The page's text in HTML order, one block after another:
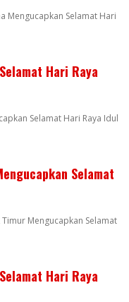
Mengucapkan Selamat Hari
Hari Raya
Selamat Hari Raya Idul
Selamat
Mengucapkan Selamat
Hari Raya